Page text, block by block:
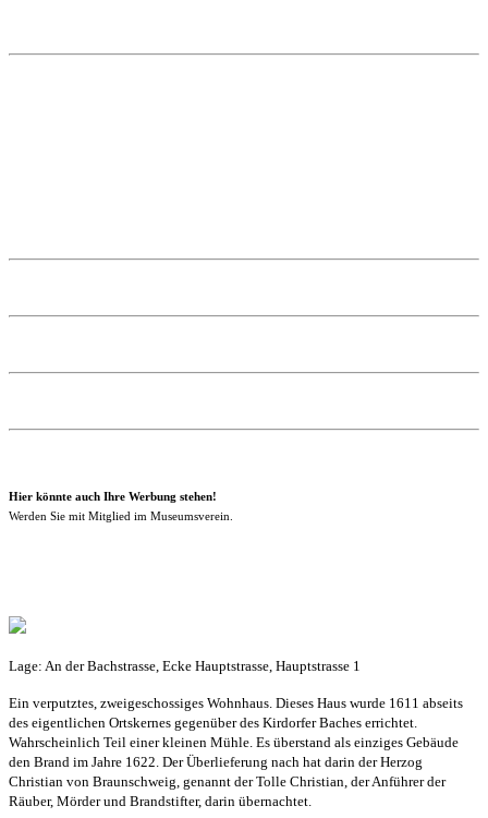
Hier könnte auch Ihre Werbung stehen!
Werden Sie mit Mitglied im Museumsverein.
Lage: An der Bachstrasse, Ecke Hauptstrasse, Hauptstrasse 1
Ein verputztes, zweigeschossiges Wohnhaus. Dieses Haus wurde 1611 abseits
des eigentlichen Ortskernes gegenüber des Kirdorfer Baches errichtet.
Wahrscheinlich Teil einer kleinen Mühle. Es überstand als einziges Gebäude
den Brand im Jahre 1622. Der Überlieferung nach hat darin der Herzog
Christian von Braunschweig, genannt der Tolle Christian, der Anführer der
Räuber, Mörder und Brandstifter, darin übernachtet.